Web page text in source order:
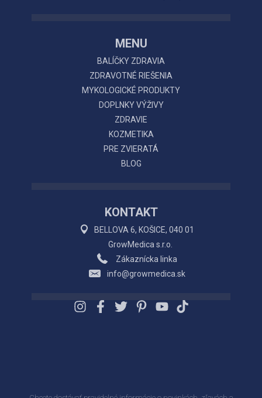
MENU
BALÍČKY ZDRAVIA
ZDRAVOTNÉ RIEŠENIA
MYKOLOGICKÉ PRODUKTY
DOPLNKY VÝŽIVY
ZDRAVIE
KOZMETIKA
PRE ZVIERATÁ
BLOG
KONTAKT
BELLOVA 6, KOŠICE, 040 01
GrowMedica s.r.o.
Zákaznícka linka
info@growmedica.sk